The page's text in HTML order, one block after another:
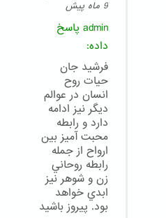
9 ماه پیش
admin پاسخ
داده:
فرشيد جان
حيات روح
انسان در عوالم
ديگر نيز ادامه
دارد و رابطه
محبت آميز بين
ارواح از جمله
رابطه روحاني
زن و شوهر نيز
ابدي خواهد
بود. پيروز باشيد